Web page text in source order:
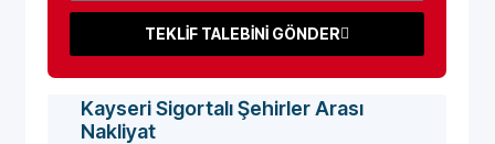
TEKLİF TALEBİNİ GÖNDER
Kayseri Sigortalı Şehirler Arası
Nakliyat